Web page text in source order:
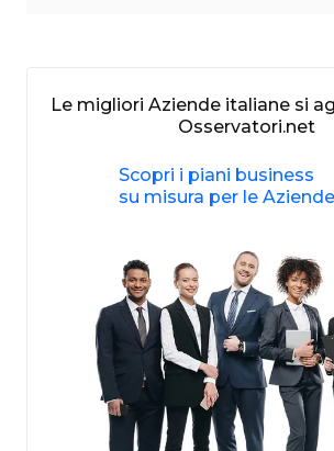
Le migliori Aziende italiane si
Osservatori.net
Scopri i piani business
su misura per le Aziende